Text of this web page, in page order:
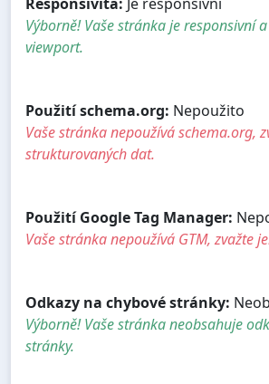
Výborně! Vaše stránka je responsivní
viewport.
Použití schema.org: Nepoužito
Vaše stránka nepoužívá schema.org,
strukturovaných dat.
Použití Google Tag Manager:
Vaše stránka nepoužívá GTM, zvažte
Odkazy na chybové stránky:
Výborně! Vaše stránka neobsahuje
stránky.